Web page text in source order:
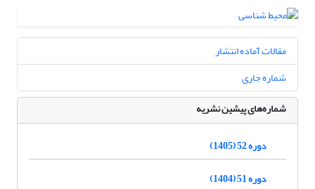
مقالات آماده انتشار
شماره جاری
شماره‌های پیشین نشریه
دوره 52 (1405)
دوره 51 (1404)